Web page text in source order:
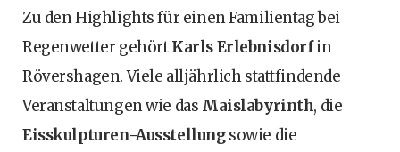
Zu den Highlights für einen Familientag bei
Regenwetter gehörtKarls Erlebnisdorfin
Rövershagen. Viele alljährlich stattfindende
Veranstaltungen wie das Maislabyrinth, die
Eisskulpturen-Ausstellungsowie die